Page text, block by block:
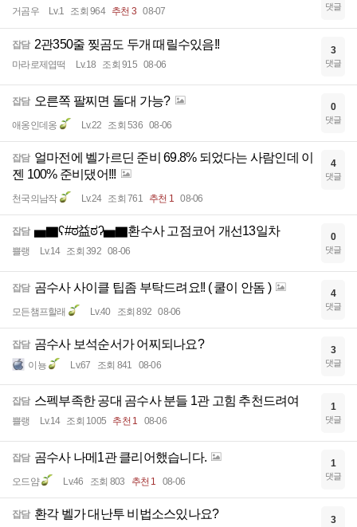
거곰우 Lv.1 조회 964 추천 3 08-07 댓글
잡담 2관350줄 찢곰도 두개 때릴수있음!!
마라로제엽떡 Lv.18 조회 915 08-06
3
댓글
잡담 오른쪽 팔찌면 돌대 가능?
애옹인데옹 Lv.22 조회 536 08-06
0
댓글
잡담 얼마전에 벨가르딘 준비 69.8% 되었다는 사람인데 이
젠 100% 준비댔어!!!
천국의남작 Lv.24 조회 761 추천 1 08-06
4
댓글
잡담 ▅▇ʕ#ಠ益ಠʔ▅▇환수사 고점코어 개선13일차
쁠랭 Lv.14 조회 392 08-06
0
댓글
잡담 곰수사 사이클 팁좀 부탁드려요!! ( 쿨이 안돔 )
모든챔프할래 Lv.40 조회 892 08-06
4
댓글
잡담 곰수사 보석순서가 어찌되나요?
이뇽 Lv.67 조회 841 08-06
3
댓글
잡담 스펙부족한 공대 곰수사 분들 1관 고힘 추천드려여
쁠랭 Lv.14 조회 1005 추천 1 08-06
1
댓글
잡담 곰수사 나메1관 클리어했습니다.
오드얌 Lv.46 조회 803 추천 1 08-06
1
댓글
잡담 환각 벨가 대난투 비법소스있나요? 3